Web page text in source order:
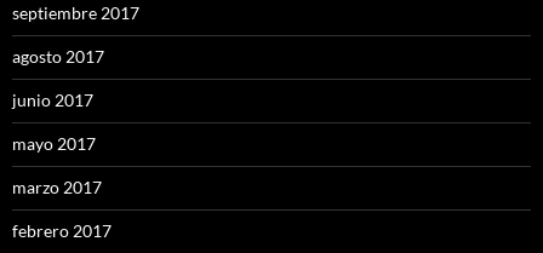
septiembre 2017
agosto 2017
junio 2017
mayo 2017
marzo 2017
febrero 2017